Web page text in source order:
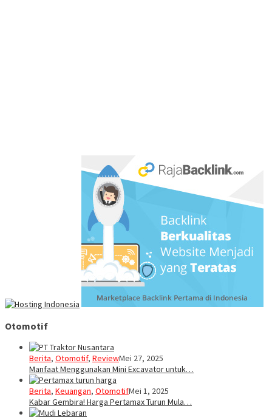
Otomotif
Berita, Otomotif, ReviewMei 27, 2025
Manfaat Menggunakan Mini Excavator untuk…
Berita, Keuangan, OtomotifMei 1, 2025
Kabar Gembira! Harga Pertamax Turun Mula…